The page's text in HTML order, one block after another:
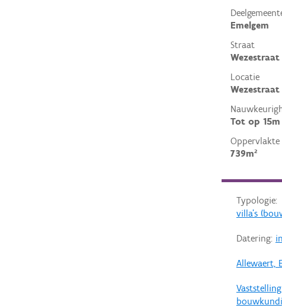
Emelgem
Straat
Wezestraat
Locatie
Wezestraat
Tot op 15m
Oppervlakte
739m²
Typologie:
villa's
Datering:
Allewaert,